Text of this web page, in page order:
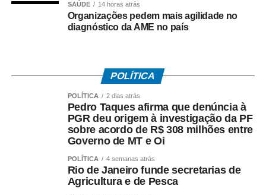
Determinou a manutenção de, no mínimo, 50% da frota
operacional em cada linha e itinerário, sob pena de multa
município do Rio de Janeiro iniciaram a paralisação. No
dia 2 de julho, suspenderam o movimento, a pedido do
TRT-RJ, mantendo o estado de greve, para que o
sindicato patronal aumentasse a proposta de reajuste,
mas não houve acordo.
Entre as principais reivindicações da categoria estão
reajuste salarial, valorização dos pisos remuneratórios,
SAÚDE 14 horas atrás
Organizações pedem mais agilidade no
diagnóstico da AME no país
POLÍTICA
POLÍTICA 2 dias atrás
Pedro Taques afirma que denúncia à
PGR deu origem à investigação da PF
sobre acordo de R$ 308 milhões entre
Governo de MT e Oi
POLÍTICA 4 semanas atrás
Rio de Janeiro funde secretarias de
Agricultura e de Pesca